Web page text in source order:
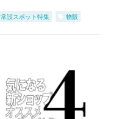
常設スポット特集 物販